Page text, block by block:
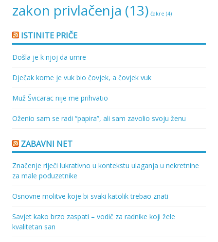
zakon privlačenja (13) čakre (4)
ISTINITE PRIČE
Došla je k njoj da umre
Dječak kome je vuk bio čovjek, a čovjek vuk
Muž Švicarac nije me prihvatio
Oženio sam se radi “papira”, ali sam zavolio svoju ženu
ZABAVNI NET
Značenje riječi lukrativno u kontekstu ulaganja u nekretnine
za male poduzetnike
Osnovne molitve koje bi svaki katolik trebao znati
Savjet kako brzo zaspati – vodič za radnike koji žele
kvalitetan san